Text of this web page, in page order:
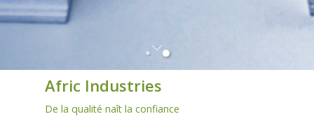
Afric Industries
De la qualité naît la confiance